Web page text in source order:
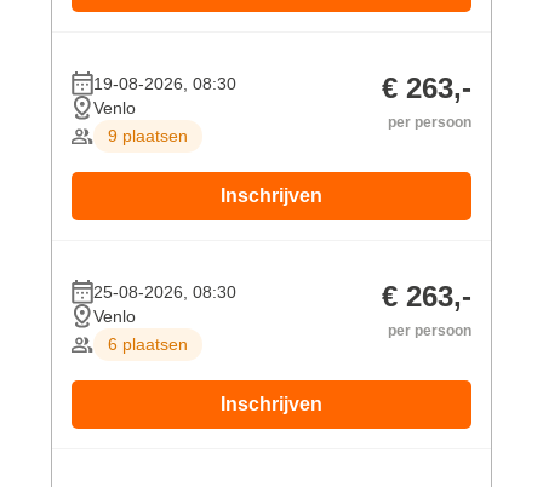
19-08-2026, 08:30
Venlo
9 plaatsen
€ 263,-
per persoon
Inschrijven
25-08-2026, 08:30
Venlo
6 plaatsen
€ 263,-
per persoon
Inschrijven